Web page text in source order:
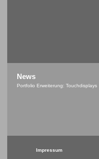
News
Portfolio Erweiterung: Touchdisplays
Impressum